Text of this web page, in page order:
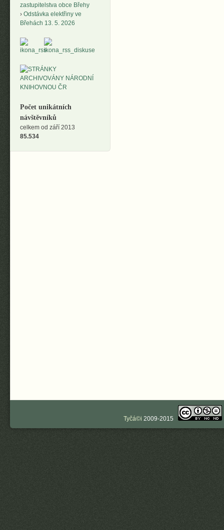
zastupitelstva obce Břehy
Odstávka elektřiny ve
Břehách 13. 5. 2026
Počet unikátních
návštěvníků
celkem od září 2013
85.534
Tyčá©i 2009-2015